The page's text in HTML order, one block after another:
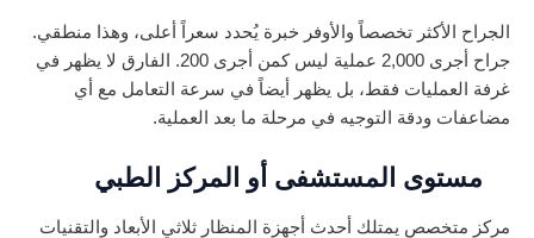
الجراح الأكثر تخصصاً والأوفر خبرة يُحدد سعراً أعلى، وهذا منطقي.
جراح أجرى 2,000 عملية ليس كمن أجرى 200. الفارق لا يظهر في
غرفة العمليات فقط، بل يظهر أيضاً في سرعة التعامل مع أي
مضاعفات ودقة التوجيه في مرحلة ما بعد العملية.
مستوى المستشفى أو المركز الطبي
مركز متخصص يمتلك أحدث أجهزة المنظار ثلاثي الأبعاد والتقنيات